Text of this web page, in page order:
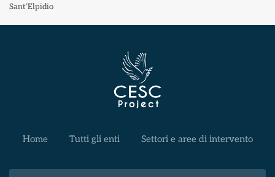
Sant’Elpidio
Home Tutti gli enti Settori e aree di intervento